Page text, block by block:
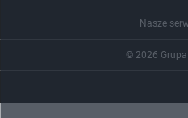
Nasze
© 2026 Grupa